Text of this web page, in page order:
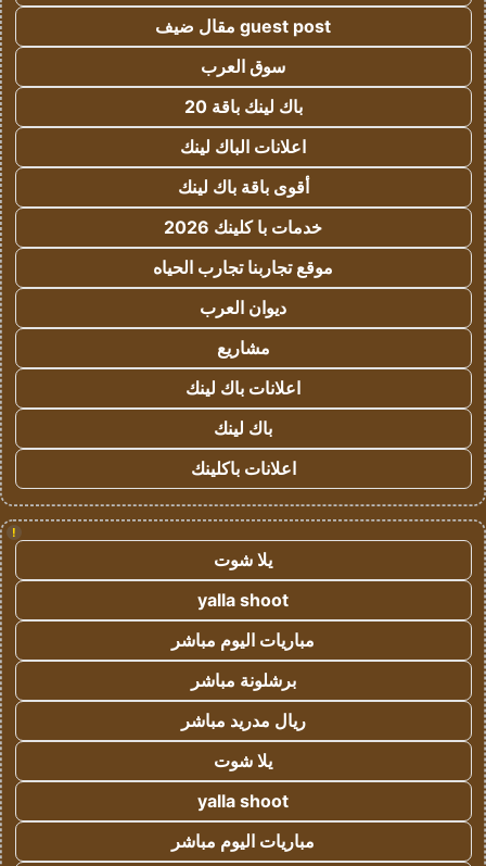
guest post مقال ضيف
سوق العرب
باك لينك باقة 20
اعلانات الباك لينك
أقوى باقة باك لينك
خدمات با كلينك 2026
موقع تجاربنا تجارب الحياه
ديوان العرب
مشاريع
اعلانات باك لينك
باك لينك
اعلانات باكلينك
!
يلا شوت
yalla shoot
مباريات اليوم مباشر
برشلونة مباشر
ريال مدريد مباشر
يلا شوت
yalla shoot
مباريات اليوم مباشر